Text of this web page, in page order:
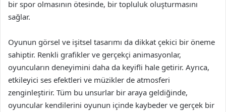
bir spor olmasının ötesinde, bir topluluk oluşturmasını
sağlar.
Oyunun görsel ve işitsel tasarımı da dikkat çekici bir öneme
sahiptir. Renkli grafikler ve gerçekçi animasyonlar,
oyuncuların deneyimini daha da keyifli hale getirir. Ayrıca,
etkileyici ses efektleri ve müzikler de atmosferi
zenginleştirir. Tüm bu unsurlar bir araya geldiğinde,
oyuncular kendilerini oyunun içinde kaybeder ve gerçek bir